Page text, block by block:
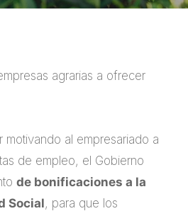
agrarias a ofrecer
motivando al empresariado a
de empleo, el Gobierno
de bonificaciones a la
Social, para que los